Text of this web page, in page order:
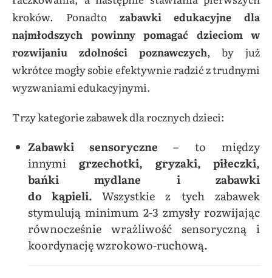
kroków. Ponadto zabawki edukacyjne dla
najmłodszych powinny pomagać dzieciom w
rozwijaniu zdolności poznawczych, by już
wkrótce mogły sobie efektywnie radzić z trudnymi
wyzwaniami edukacyjnymi.
Trzy kategorie zabawek dla rocznych dzieci:
Zabawki sensoryczne– to między
innymi grzechotki, gryzaki, piłeczki,
bańki mydlane i zabawki
do kąpieli. Wszystkie z tych zabawek
stymulują minimum 2-3 zmysły rozwijając
równocześnie wrażliwość sensoryczną i
koordynację wzrokowo-ruchową.